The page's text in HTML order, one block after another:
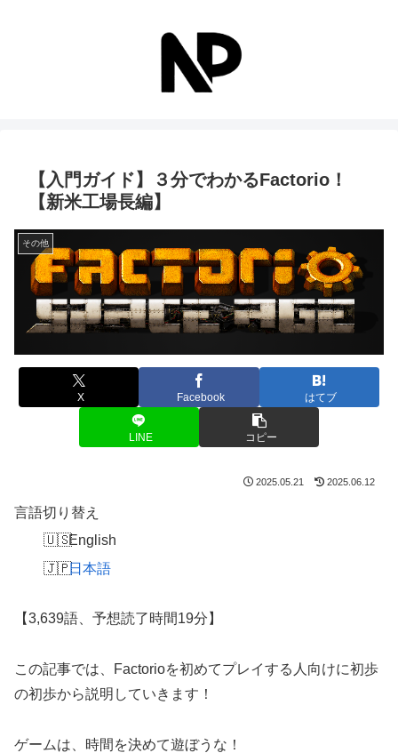
【入門ガイド】３分でわかるFactorio！
【新米工場長編】
その他
X Facebook はてブ
LINE コピー
2025.05.21 2025.06.12
言語切り替え
English
日本語
【3,639語、予想読了時間19分】
この記事では、Factorioを初めてプレイする人向けに初歩
の初歩から説明していきます！
ゲームは、時間を決めて遊ぼうな！